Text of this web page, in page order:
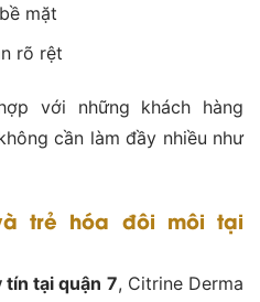
mặt
rõ rệt
với những khách hàng
cần làm đầy nhiều như
trẻ hóa đôi môi tại
tín tại quận 7, Citrine Derma